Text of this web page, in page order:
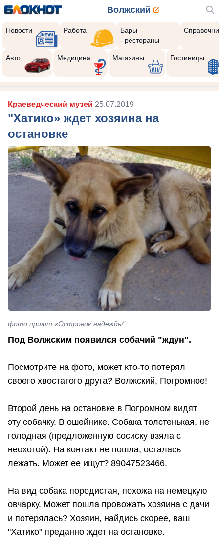
Волжский
Новости Работа
Бары
- рестораны
Авто Медицина Магазины Гостиницы
Краеведческий музей 25.07.2019
"Хатико» ждет хозяина на
остановке
фото приют «Островок надежды"
Под Волжским появился собачий "ждун".
Посмотрите на фото, может кто-то потерял
своего хвостатого друга? Волжский, Погромное!
Второй день на остановке в Погромном видят
эту собачку. В ошейнике. Собака толстенькая, не
голодная (предложенную сосиску взяла с
неохотой). На контакт не пошла, осталась
лежать. Может ее ищут? 89047523466.
На вид собака породистая, похожа на немецкую
овчарку. Может пошла провожать хозяина с дачи
и потерялась? Хозяин, найдись скорее, ваш
"Хатико" преданно ждет на остановке.
8
Реклама закроется через: